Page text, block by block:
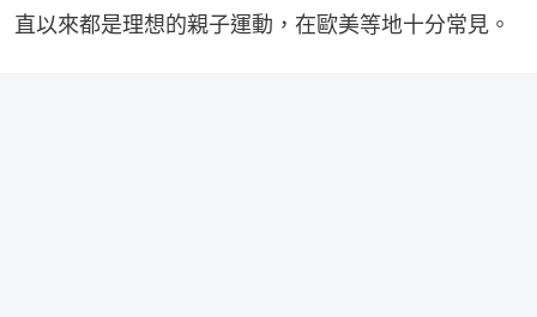
直以來都是理想的親子運動，在歐美等地十分常見。